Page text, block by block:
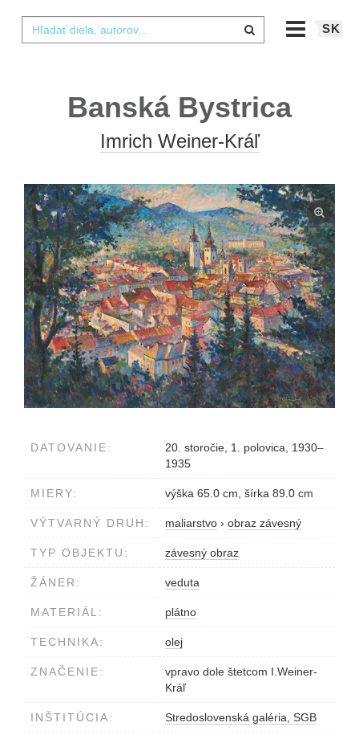
SK
Banská Bystrica
Imrich Weiner-Kráľ
DATOVANIE:
20. storočie, 1. polovica, 1930–
1935
MIERY: výška 65.0 cm, šírka 89.0 cm
VÝTVARNÝ DRUH: maliarstvo › obraz závesný
TYP OBJEKTU: závesný obraz
ŽÁNER: veduta
MATERIÁL: plátno
TECHNIKA: olej
ZNAČENIE:
vpravo dole štetcom I.Weiner-
Kráľ
INŠTITÚCIA: Stredoslovenská galéria, SGB